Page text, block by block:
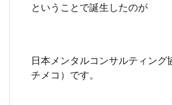
ということで誕生したのが
日本メンタルコンサルティング
チメコ）です。